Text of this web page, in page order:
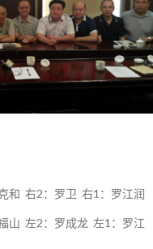
和 右2：罗卫 右1：罗江润
山 左2：罗成龙 左1：罗江